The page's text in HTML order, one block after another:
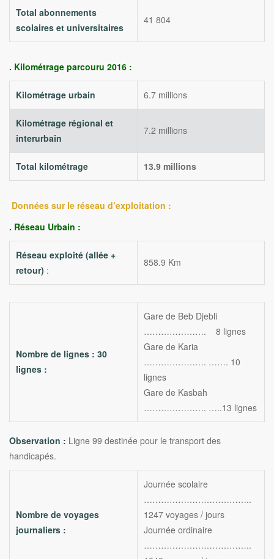
Total abonnements
scolaires et universitaires
41 804
. Kilométrage parcouru 2016 :
Kilométrage urbain 6.7 millions
Kilométrage régional et
interurbain
7.2 millions
Total kilométrage 13.9 millions
Données sur le réseau d’exploitation :
. Réseau Urbain :
Réseau exploité (allée +
retour) :
858.9 Km
Nombre de lignes : 30
lignes :
Gare de Beb Djebli
…………………. 8 lignes
Gare de Karia
…………………. ……. 10
lignes
Gare de Kasbah
…………………. …..13 lignes
Observation : Ligne 99 destinée pour le transport des
handicapés.
Nombre de voyages
journaliers :
Journée scolaire
………………………………..
1247 voyages / jours
Journée ordinaire
………………………………..